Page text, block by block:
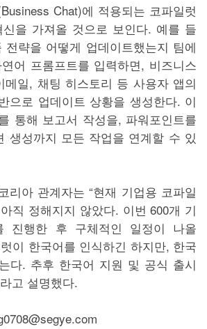
Chat)에 적용되는 코파일럿
을 가져올 것으로 보인다. 예를 들
전략을 어떻게 업데이트했는지 팀에
어 프롬프트를 입력하면, 비즈니스
메일, 채팅 히스토리 등 사용자 앱의
으로 업데이트 상황을 생성한다. 이
통해 보고서 작성을, 파워포인트를
생성까지 모든 작업을 연계할 수 있
리아 관계자는 “현재 기업용 코파일
직 정해지지 않았다. 이번 600개 기
진행한 후 구체적인 일정이 나올
이 한국어를 인식하긴 하지만, 한국
다. 추후 한국어 지원 및 공식 출시
고 설명했다.